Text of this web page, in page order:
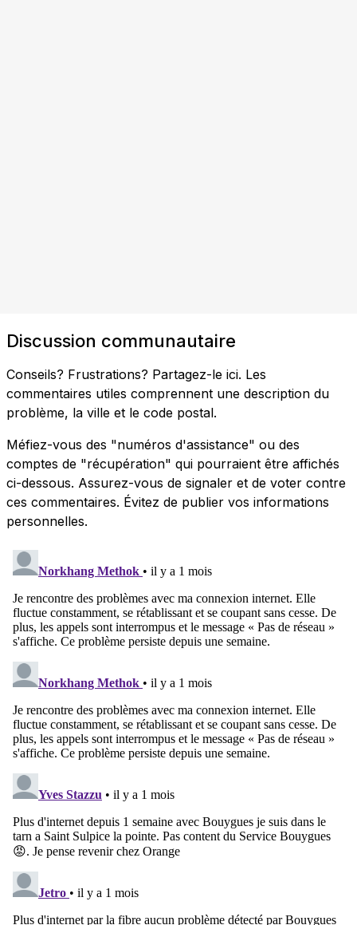
Discussion communautaire
Conseils? Frustrations? Partagez-le ici. Les
commentaires utiles comprennent une description du
problème, la ville et le code postal.
Méfiez-vous des "numéros d'assistance" ou des
comptes de "récupération" qui pourraient être affichés
ci-dessous. Assurez-vous de signaler et de voter contre
ces commentaires. Évitez de publier vos informations
personnelles.